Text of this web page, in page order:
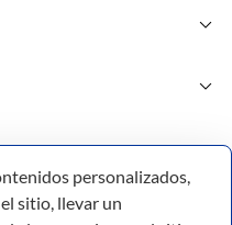
keyboard_arrow_down
keyboard_arrow_down
personalizados,
sitio, llevar un